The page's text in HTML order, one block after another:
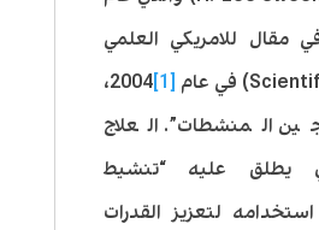
مقال للامريكي العلمي
[1]
2004،
المنشطات”. العلاج
يطلق عليه “تنشيط
لتعزيز القدرات